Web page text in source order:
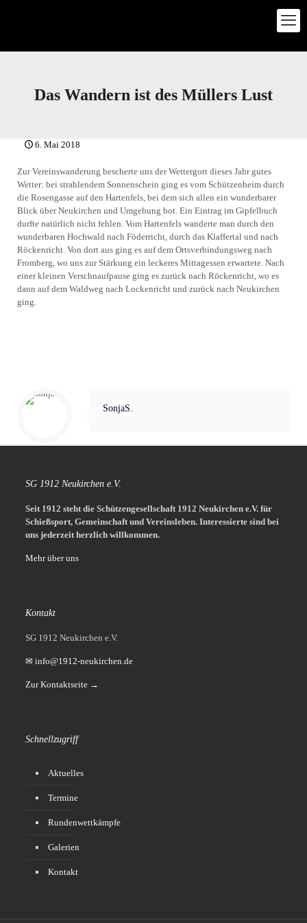
Das Wandern ist des Müllers Lust
6. Mai 2018
Zur Vereinswanderung bescherte uns der Wettergott dieses Jahr gutes
Wetter: bei strahlendem Sonnenschein ging es vom Schützenheim durch
die Rosengasse auf den Hartenfels, bei dem sich allen ein wunderbarer
Blick über Neukirchen und Umgebung bot. Ein Eintrag im Gipfelbuch
durfte natürlich nicht fehlen. Vom Hartenfels wanderte man durch den
wunderbaren Hochwald nach Föderricht, durch das Klaffertal und nach
Röckenricht. Von dort aus ging es auf dem Ortsverbindungsweg nach
Fromberg, wo uns zur Stärkung ein leckeres Mittagessen erwartete. Nach
einer kleinen Verschnaufpause ging es zurück nach Röckenricht, wo es
dann auf dem Waldweg nach Lockenricht und zurück nach Neukirchen
ging.
SonjaS.
SG 1912 Neukirchen e.V.
Seit 1912 steht die Schützengesellschaft 1912 Neukirchen e.V. für
Schießsport, Gemeinschaft und Vereinsleben. Interessierte sind bei
uns jederzeit herzlich willkommen.
Mehr über uns
Kontakt
SG 1912 Neukirchen e.V.
✉ info@1912-neukirchen.de
Zur Kontaktseite →
Schnellzugriff
Aktuelles
Termine
Rundenwettkämpfe
Galerien
Kontakt